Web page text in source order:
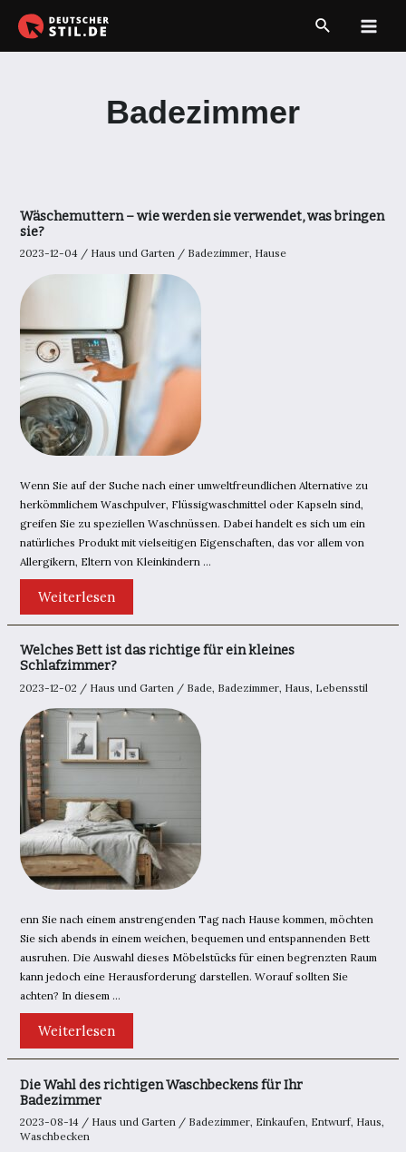
Zum
Inhalt
Suche
Badezimmer
Wäschemuttern – wie werden sie verwendet, was bringen
sie?
2023-12-04 / Haus und Garten / Badezimmer, Hause
Wenn Sie auf der Suche nach einer umweltfreundlichen Alternative zu
herkömmlichem Waschpulver, Flüssigwaschmittel oder Kapseln sind,
greifen Sie zu speziellen Waschnüssen. Dabei handelt es sich um ein
natürliches Produkt mit vielseitigen Eigenschaften, das vor allem von
Allergikern, Eltern von Kleinkindern …
Wäschemuttern
–
wie
werden
sie
verwendet,
was
bringen
sie?
Weiterlesen
Welches Bett ist das richtige für ein kleines
Schlafzimmer?
2023-12-02 / Haus und Garten / Bade, Badezimmer, Haus, Lebensstil
enn Sie nach einem anstrengenden Tag nach Hause kommen, möchten
Sie sich abends in einem weichen, bequemen und entspannenden Bett
ausruhen. Die Auswahl dieses Möbelstücks für einen begrenzten Raum
kann jedoch eine Herausforderung darstellen. Worauf sollten Sie
achten? In diesem …
Welches
Bett
ist
das
richtige
für
ein
kleines
Schlafzimmer?
Weiterlesen
Die Wahl des richtigen Waschbeckens für Ihr
Badezimmer
2023-08-14 / Haus und Garten / Badezimmer, Einkaufen, Entwurf, Haus,
Waschbecken